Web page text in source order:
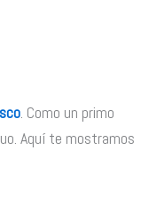
. Como un primo
Aquí te mostramos